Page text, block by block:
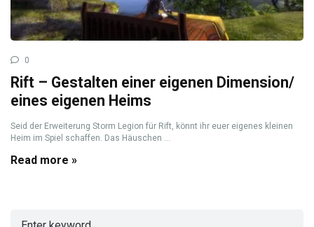
0
Rift – Gestalten einer eigenen Dimension/
eines eigenen Heims
Seid der Erweiterung Storm Legion für Rift, könnt ihr euer eigenes kleinen
Heim im Spiel schaffen. Das Häuschen ...
Read more »